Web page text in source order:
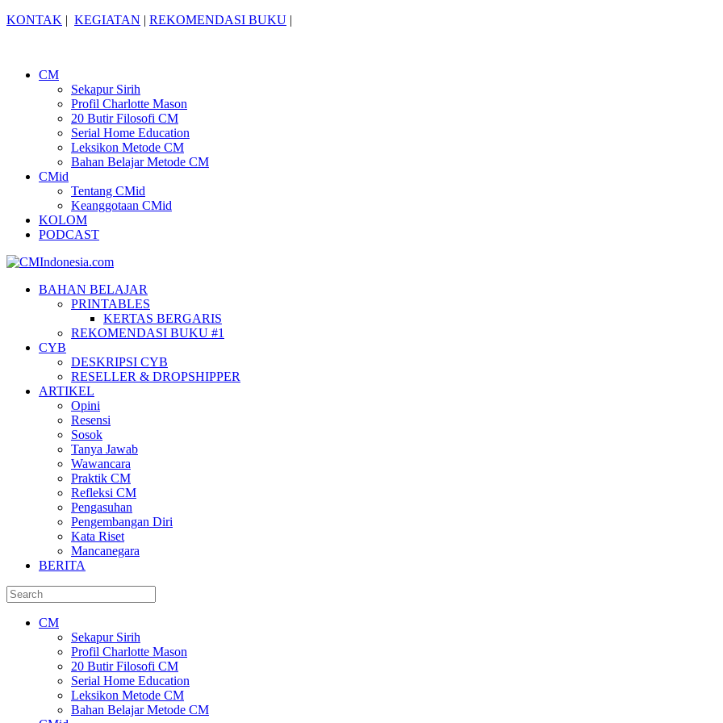
KONTAK | KEGIATAN | REKOMENDASI BUKU |
CM
Sekapur Sirih
Profil Charlotte Mason
20 Butir Filosofi CM
Serial Home Education
Leksikon Metode CM
Bahan Belajar Metode CM
CMid
Tentang CMid
Keanggotaan CMid
KOLOM
PODCAST
BAHAN BELAJAR
PRINTABLES
KERTAS BERGARIS
REKOMENDASI BUKU #1
CYB
DESKRIPSI CYB
RESELLER & DROPSHIPPER
ARTIKEL
Opini
Resensi
Sosok
Tanya Jawab
Wawancara
Praktik CM
Refleksi CM
Pengasuhan
Pengembangan Diri
Kata Riset
Mancanegara
BERITA
CM
Sekapur Sirih
Profil Charlotte Mason
20 Butir Filosofi CM
Serial Home Education
Leksikon Metode CM
Bahan Belajar Metode CM